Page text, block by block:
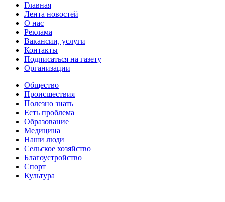
Главная
Лента новостей
О нас
Реклама
Вакансии, услуги
Контакты
Подписаться на газету
Организации
Общество
Происшествия
Полезно знать
Есть проблема
Образование
Медицина
Наши люди
Сельское хозяйство
Благоустройство
Спорт
Культура